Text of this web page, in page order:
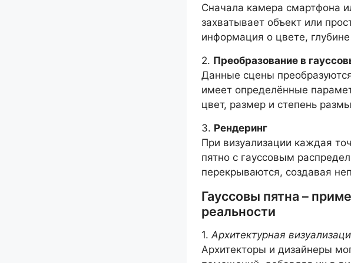
Сначала камера смартфона
захватывает объект или
информация о цвете,
2. Преобразование в
Данные сцены
имеет определённые
цвет, размер и степень
3. Рендеринг
При визуализации каждая
пятно с гауссовым
перекрываются, создавая
Гауссовы пятна –
реальности
1. Архитектурная
Архитекторы и дизайнеры